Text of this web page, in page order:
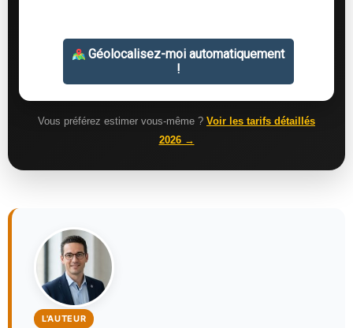
Vous préférez estimer vous-même ? Voir les tarifs détaillés
2026 →
L'AUTEUR